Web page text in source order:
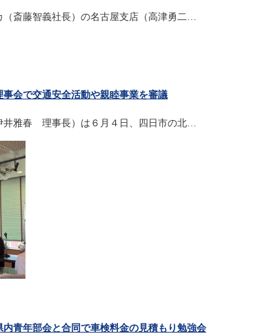
（斎藤智義社長）の名古屋支店（高津勇二…
会で交通安全活動や親睦事業を審議
井雅春 理事長）は６月４日、四日市の北…
青年部会と合同で車検料金の見積もり勉強会